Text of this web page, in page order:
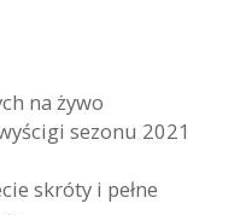
na żywo
sezonu 2021
skróty i pełne